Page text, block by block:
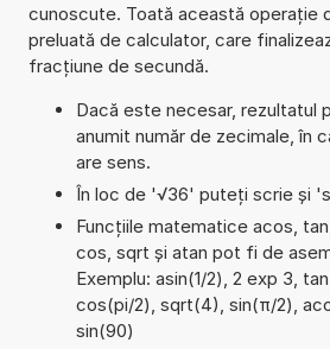
cunoscute. Toată această operație
preluată de calculator, care
fracțiune de secundă.
Dacă este necesar, rezultatul
anumit număr de zecimale, în
are sens.
În loc de '√36' puteți scrie și
Funcțiile matematice acos,
cos, sqrt și atan pot fi de
Exemplu: asin(1/2), 2 exp 3,
cos(pi/2), sqrt(4), sin(π/2),
sin(90)